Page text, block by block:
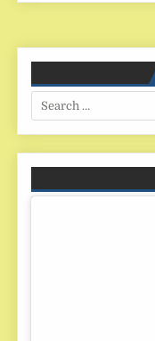
Search
for: